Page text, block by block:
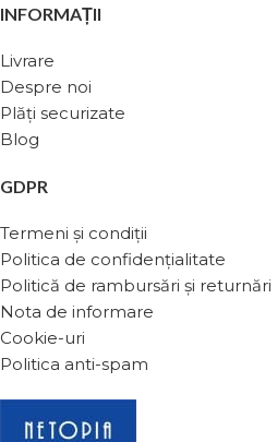
INFORMAȚII
Livrare
Despre noi
Plăți securizate
Blog
GDPR
Termeni și condiții
Politica de confidențialitate
Politică de rambursări și returnări
Nota de informare
Cookie-uri
Politica anti-spam